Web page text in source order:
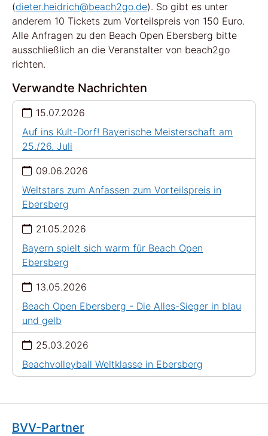
(dieter.heidrich@beach2go.de). So gibt es unter
anderem 10 Tickets zum Vorteilspreis von 150 Euro.
Alle Anfragen zu den Beach Open Ebersberg bitte
ausschließlich an die Veranstalter von beach2go
richten.
Verwandte Nachrichten
15.07.2026
Auf ins Kult-Dorf! Bayerische Meisterschaft am
25./26. Juli
09.06.2026
Weltstars zum Anfassen zum Vorteilspreis in
Ebersberg
21.05.2026
Bayern spielt sich warm für Beach Open
Ebersberg
13.05.2026
Beach Open Ebersberg - Die Alles-Sieger in blau
und gelb
25.03.2026
Beachvolleyball Weltklasse in Ebersberg
BVV-Partner